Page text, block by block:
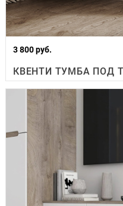
3 800 руб.
КВЕНТИ ТУМБА ПОД